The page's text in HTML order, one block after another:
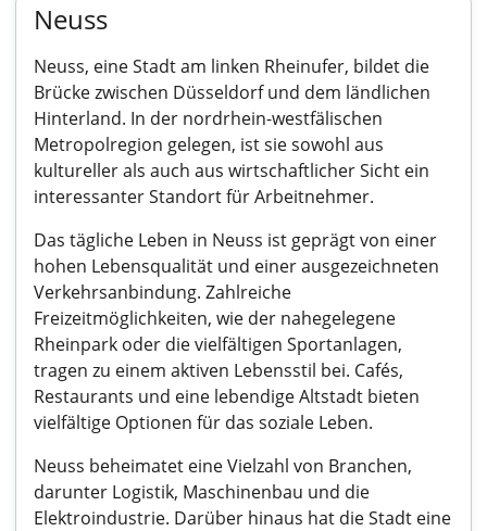
Neuss
Neuss, eine Stadt am linken Rheinufer, bildet die
Brücke zwischen Düsseldorf und dem ländlichen
Hinterland. In der nordrhein-westfälischen
Metropolregion gelegen, ist sie sowohl aus
kultureller als auch aus wirtschaftlicher Sicht ein
interessanter Standort für Arbeitnehmer.
Das tägliche Leben in Neuss ist geprägt von einer
hohen Lebensqualität und einer ausgezeichneten
Verkehrsanbindung. Zahlreiche
Freizeitmöglichkeiten, wie der nahegelegene
Rheinpark oder die vielfältigen Sportanlagen,
tragen zu einem aktiven Lebensstil bei. Cafés,
Restaurants und eine lebendige Altstadt bieten
vielfältige Optionen für das soziale Leben.
Neuss beheimatet eine Vielzahl von Branchen,
darunter Logistik, Maschinenbau und die
Elektroindustrie. Darüber hinaus hat die Stadt eine